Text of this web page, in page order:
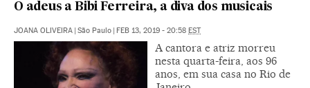
O adeus a Bibi Ferreira, a diva dos musicais
JOANA OLIVEIRA | São Paulo | FEB 13, 2019 - 20:58 EST
A cantora e atriz morreu
nesta quarta-feira, aos 96
anos, em sua casa no Rio de